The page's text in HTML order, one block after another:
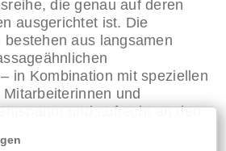
die genau auf deren
ausgerichtet ist. Die
aus langsamen
in Kombination mit speziellen
und
und aufrecht an den